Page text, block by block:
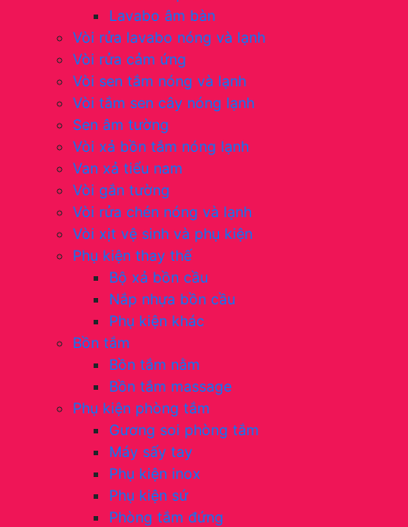
Lavabo âm bàn
Vòi rửa lavabo nóng và lạnh
Vòi rửa cảm ứng
Vòi sen tắm nóng và lạnh
Vòi tắm sen cây nóng lạnh
Sen âm tường
Vòi xả bồn tắm nóng lạnh
Van xả tiểu nam
Vòi gắn tường
Vòi rửa chén nóng và lạnh
Vòi xịt vệ sinh và phụ kiện
Phụ kiện thay thế
Bộ xả bồn cầu
Nắp nhựa bồn cầu
Phụ kiện khác
Bồn tắm
Bồn tắm nằm
Bồn tắm massage
Phụ kiện phòng tắm
Gương soi phòng tắm
Máy sấy tay
Phụ kiện inox
Phụ kiện sứ
Phòng tắm đứng